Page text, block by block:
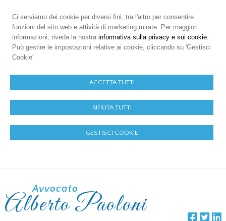
Ci serviamo dei cookie per diversi fini, tra l'altro per consentire
funzioni del sito web e attività di marketing mirate. Per maggiori
informazioni, riveda la nostrainformativa sulla privacy e sui cookie.
Può gestire le impostazioni relative ai cookie, cliccando su 'Gestisci
Cookie'
ACCETTA TUTTI
RIFIUTA TUTTI
GESTISCI COOKIE
Avvocato
Alberto Paoloni